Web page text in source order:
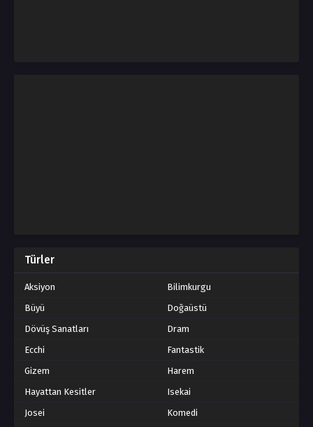
Türler
Aksiyon
Bilimkurgu
Büyü
Doğaüstü
Dövüş Sanatları
Dram
Ecchi
Fantastik
Gizem
Harem
Hayattan Kesitler
Isekai
Josei
Komedi